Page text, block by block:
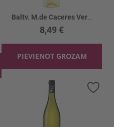
8,49 €
PIEVIENOT GROZAM
Pievienot vēlmju sarakstam